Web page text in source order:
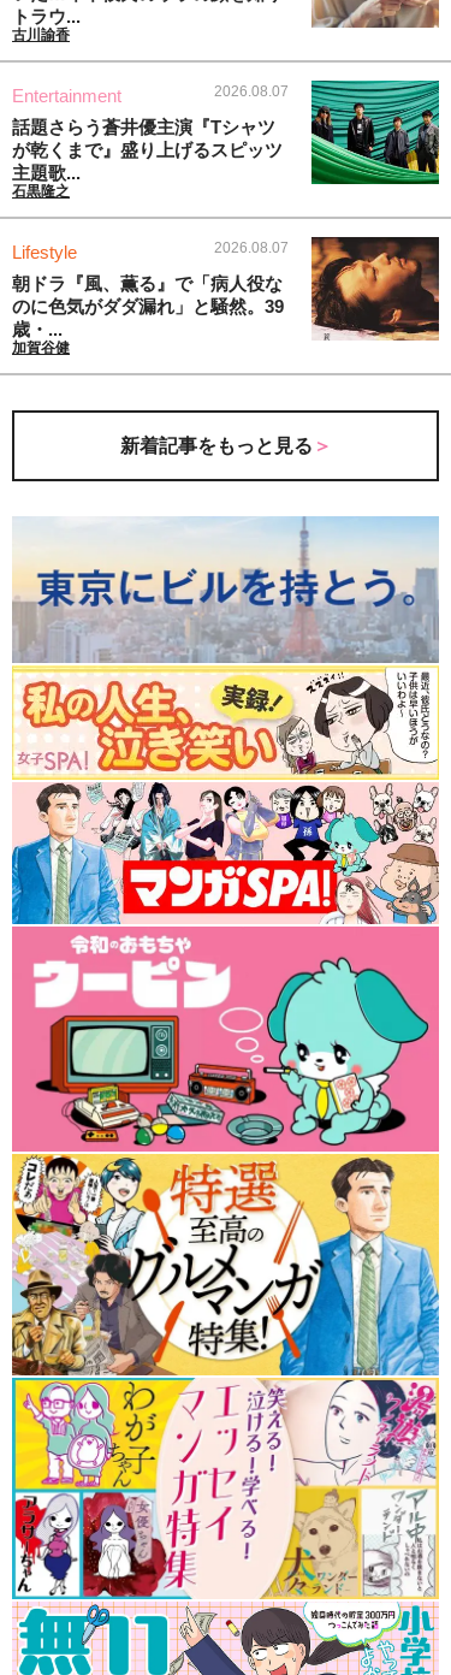
トラウ...
古川諭香
Entertainment 2026.08.07
話題さらう蒼井優主演『Tシャツ
が乾くまで』盛り上げるスピッツ
主題歌...
石黒隆之
Lifestyle 2026.08.07
朝ドラ『風、薫る』で「病人役な
のに色気がダダ漏れ」と騒然。39
歳・...
加賀谷健
新着記事をもっと見る